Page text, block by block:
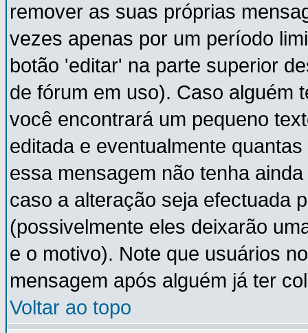
remover as suas próprias
vezes apenas por um período
botão 'editar' na parte superior
de fórum em uso). Caso alguém
você encontrará um pequeno
editada e eventualmente
essa mensagem não tenha
caso a alteração seja efectuada
(possivelmente eles deixarão
e o motivo). Note que usuários
mensagem após alguém já ter
Voltar ao topo